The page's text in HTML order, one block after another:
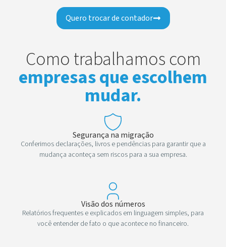
Quero trocar de contador
Como trabalhamos com
empresas que escolhem
mudar.
Segurança na migração
Conferimos declarações, livros e pendências para garantir que a
mudança aconteça sem riscos para a sua empresa.
Visão dos números
Relatórios frequentes e explicados em linguagem simples, para
você entender de fato o que acontece no financeiro.